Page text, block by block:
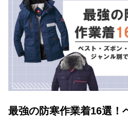
最強の防寒作業着16選！